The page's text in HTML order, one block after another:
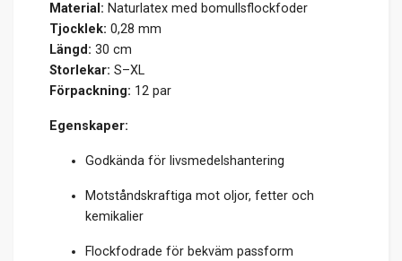
Material: Naturlatex med bomullsflockfoder
Tjocklek: 0,28 mm
Längd: 30 cm
Storlekar: S–XL
Förpackning: 12 par
Egenskaper:
Godkända för livsmedelshantering
Motståndskraftiga mot oljor, fetter och
kemikalier
Flockfodrade för bekväm passform